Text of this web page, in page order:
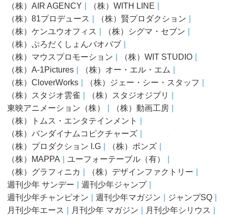
（株）AIR AGENCY
（株）WITH LINE
（株）81プロデュース
（株）賢プロダクション
（株）ケンユウオフィス
（株）シグマ・セブン
（株）ぷろだくしょんバオバブ
（株）マウスプロモーション
（株）WIT STUDIO
（株）A-1Pictures
（株）オー・エル・エム
（株）CloverWorks
（株）ジェー・シー・スタッフ
（株）スタジオ雲雀
（株）スタジオジブリ
東映アニメーション（株）
（株）動画⼯房
（株）トムス・エンタテインメント
（株）バンダイナムコピクチャーズ
（株）プロダクション I.G
（株）ボンズ
（株）MAPPA
ユーフォーテーブル（有）
（株）グラフィニカ
（株）デザインファクトリー
週刊少年 サンデー
週刊少年ジャンプ
週刊少年チャンピオン
週刊少年マガジン
ジャンプSQ
⽉刊少年エース
⽉刊少年 マガジン
⽉刊少年シリウス